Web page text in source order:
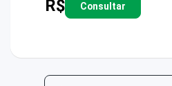
R$ Consultar